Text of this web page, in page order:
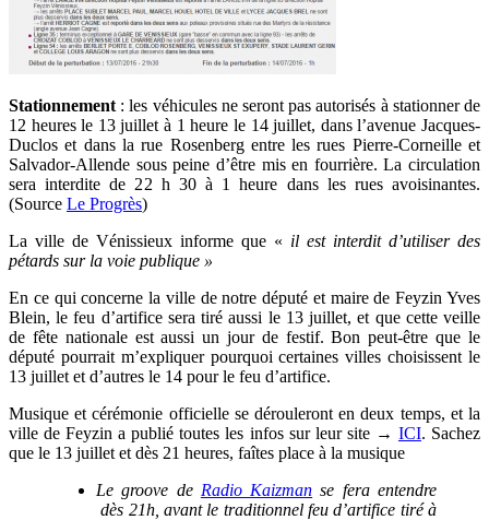
Stationnement : les véhicules ne seront pas autorisés à stationner de
12 heures le 13 juillet à 1 heure le 14 juillet, dans l’avenue Jacques-
Duclos et dans la rue Rosenberg entre les rues Pierre-Corneille et
Salvador-Allende sous peine d’être mis en fourrière. La circulation
sera interdite de 22 h 30 à 1 heure dans les rues avoisinantes.
(Source Le Progrès)
La ville de Vénissieux informe que « il est interdit d’utiliser des
pétards sur la voie publique »
En ce qui concerne la ville de notre député et maire de Feyzin Yves
Blein, le feu d’artifice sera tiré aussi le 13 juillet, et que cette veille
de fête nationale est aussi un jour de festif. Bon peut-être que le
député pourrait m’expliquer pourquoi certaines villes choisissent le
13 juillet et d’autres le 14 pour le feu d’artifice.
Musique et cérémonie officielle se dérouleront en deux temps, et la
ville de Feyzin a publié toutes les infos sur leur site → ICI. Sachez
que le 13 juillet et dès 21 heures, faîtes place à la musique
Le groove de Radio Kaizman se fera entendre
dès 21h, avant le traditionnel feu d’artifice tiré à